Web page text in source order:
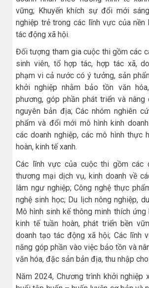
vững; Khuyến khích sự đổi mới
nghiệp trẻ trong các lĩnh vực của nền
tác động xã hội.
Đối tượng tham gia cuộc thi gồm các
sinh viên, tổ hợp tác, hợp tác xã,
phạm vi cả nước có ý tưởng, sản
khởi nghiệp nhằm bảo tồn văn
phương, góp phần phát triển và
nguyên bản địa; Các nhóm nghiên
phẩm và đổi mới mô hình kinh
các doanh nghiệp, các mô hình thực
hoàn, kinh tế xanh.
Các lĩnh vực của cuộc thi gồm các
thương mại dịch vụ, kinh doanh về
lâm ngư nghiệp; Công nghệ thực
nghệ sinh học; Du lịch nông nghiệp,
Mô hình sinh kế thông minh thích ứng
kinh tế tuần hoàn, phát triển bền
doanh tạo tác động xã hội; Các lĩnh
năng góp phần vào việc bảo tồn và
văn hóa, đặc sản bản địa, thu nhập
Năm 2024, Chương trình khởi nghiệp